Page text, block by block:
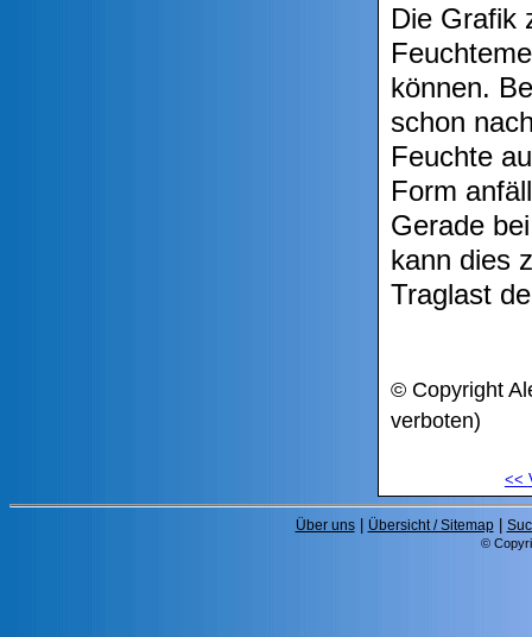
Die Grafik
können.
schon
Feuchte
Form
Gerade
kann dies
Traglast
© Copyright
verboten)
<<
Über uns| Übersicht / Sitemap|
©